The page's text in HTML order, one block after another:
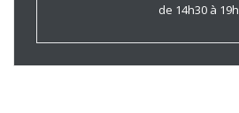
de 14h30 à 19h